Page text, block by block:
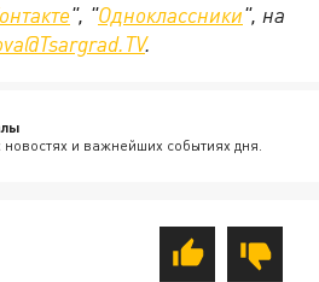
", "Одноклассники", на
.
и важнейших событиях дня.